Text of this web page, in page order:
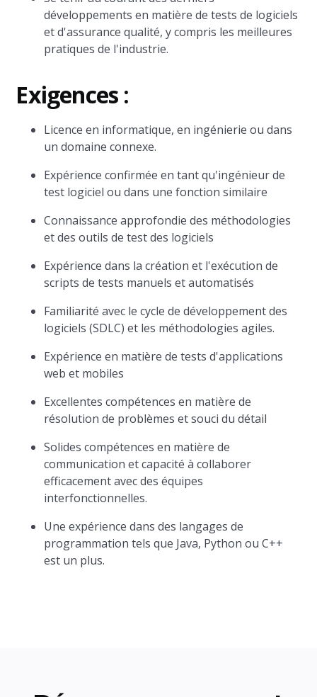
développements en matière de tests de logiciels
et d'assurance qualité, y compris les meilleures
pratiques de l'industrie.
Exigences :
Licence en informatique, en ingénierie ou dans
un domaine connexe.
Expérience confirmée en tant qu'ingénieur de
test logiciel ou dans une fonction similaire
Connaissance approfondie des méthodologies
et des outils de test des logiciels
Expérience dans la création et l'exécution de
scripts de tests manuels et automatisés
Familiarité avec le cycle de développement des
logiciels (SDLC) et les méthodologies agiles.
Expérience en matière de tests d'applications
web et mobiles
Excellentes compétences en matière de
résolution de problèmes et souci du détail
Solides compétences en matière de
communication et capacité à collaborer
efficacement avec des équipes
interfonctionnelles.
Une expérience dans des langages de
programmation tels que Java, Python ou C++
est un plus.